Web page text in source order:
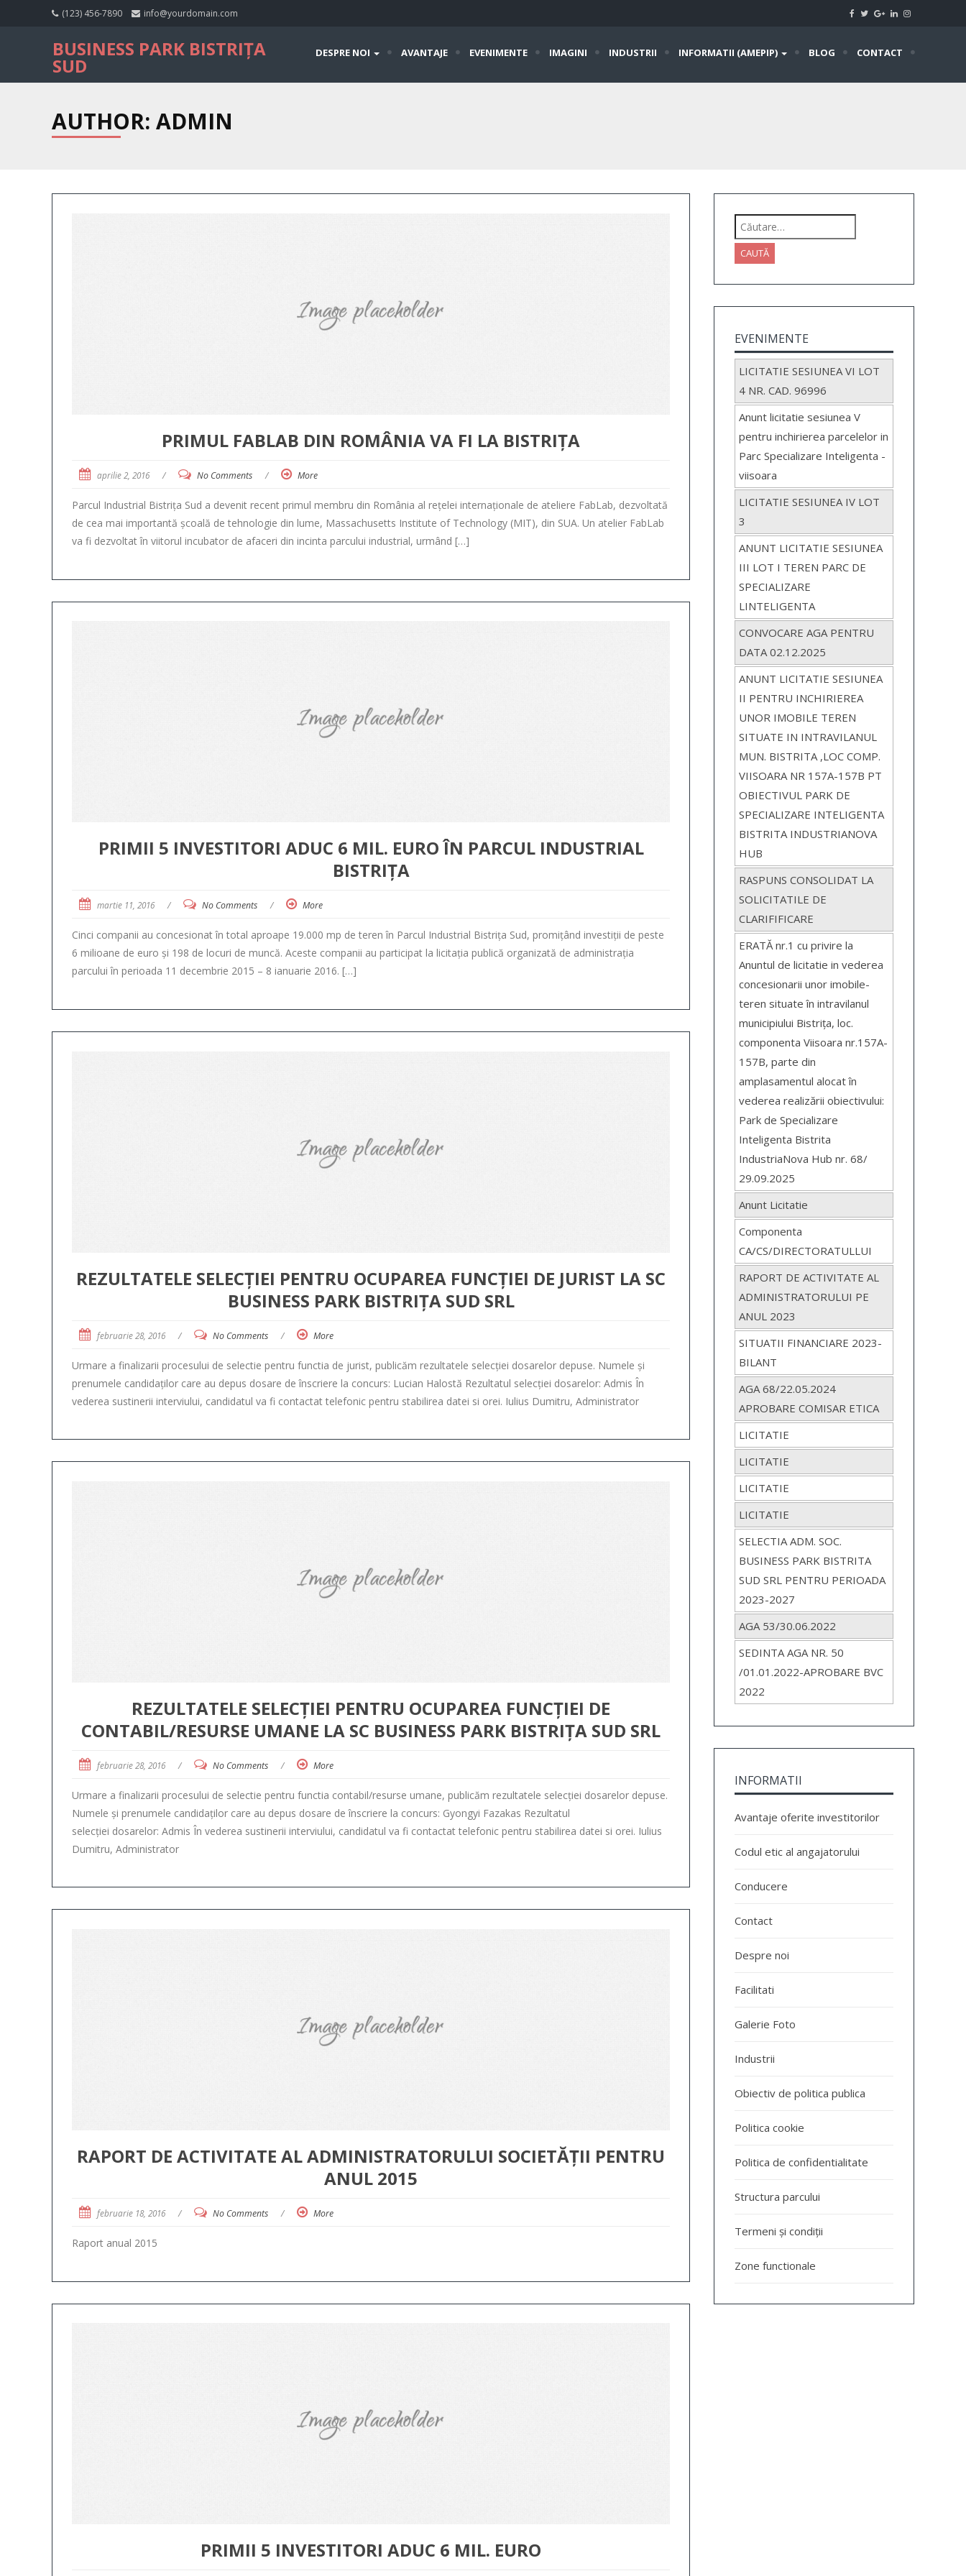
(123) 456-7890 info@yourdomain.com
BUSINESS PARK BISTRIȚA
SUD
DESPRE NOI AVANTAJE EVENIMENTE IMAGINI INDUSTRII INFORMATII (AMEPIP) BLOG CONTACT
AUTHOR: ADMIN
PRIMUL FABLAB DIN ROMÂNIA VA FI LA BISTRIȚA
aprilie 2, 2016 / No Comments / More
Parcul Industrial Bistrița Sud a devenit recent primul membru din România al rețelei internaționale de ateliere FabLab, dezvoltată
de cea mai importantă școală de tehnologie din lume, Massachusetts Institute of Technology (MIT), din SUA. Un atelier FabLab
va fi dezvoltat în viitorul incubator de afaceri din incinta parcului industrial, urmând […]
PRIMII 5 INVESTITORI ADUC 6 MIL. EURO ÎN PARCUL INDUSTRIAL
BISTRIȚA
martie 11, 2016 / No Comments / More
Cinci companii au concesionat în total aproape 19.000 mp de teren în Parcul Industrial Bistrița Sud, promițând investiții de peste
6 milioane de euro și 198 de locuri de muncă. Aceste companii au participat la licitația publică organizată de administrația
parcului în perioada 11 decembrie 2015 – 8 ianuarie 2016. […]
REZULTATELE SELECȚIEI PENTRU OCUPAREA FUNCȚIEI DE JURIST LA SC
BUSINESS PARK BISTRIȚA SUD SRL
februarie 28, 2016 / No Comments / More
Urmare a finalizarii procesului de selectie pentru functia de jurist, publicăm rezultatele selecției dosarelor depuse. Numele și
prenumele candidaților care au depus dosare de înscriere la concurs: Lucian Halostă Rezultatul selecției dosarelor: Admis În
vederea sustinerii interviului, candidatul va fi contactat telefonic pentru stabilirea datei si orei. Iulius Dumitru, Administrator
REZULTATELE SELECȚIEI PENTRU OCUPAREA FUNCȚIEI DE
CONTABIL/RESURSE UMANE LA SC BUSINESS PARK BISTRIȚA SUD SRL
februarie 28, 2016 / No Comments / More
Urmare a finalizarii procesului de selectie pentru functia contabil/resurse umane, publicăm rezultatele selecției dosarelor depuse.
Numele și prenumele candidaților care au depus dosare de înscriere la concurs: Gyongyi Fazakas Rezultatul
selecției dosarelor: Admis În vederea sustinerii interviului, candidatul va fi contactat telefonic pentru stabilirea datei si orei. Iulius
Dumitru, Administrator
RAPORT DE ACTIVITATE AL ADMINISTRATORULUI SOCIETĂȚII PENTRU
ANUL 2015
februarie 18, 2016 / No Comments / More
Raport anual 2015
PRIMII 5 INVESTITORI ADUC 6 MIL. EURO
Caută
după:
EVENIMENTE
LICITATIE SESIUNEA VI LOT
4 NR. CAD. 96996
Anunt licitatie sesiunea V
pentru inchirierea parcelelor in
Parc Specializare Inteligenta -
viisoara
LICITATIE SESIUNEA IV LOT
3
ANUNT LICITATIE SESIUNEA
III LOT I TEREN PARC DE
SPECIALIZARE
LINTELIGENTA
CONVOCARE AGA PENTRU
DATA 02.12.2025
ANUNT LICITATIE SESIUNEA
II PENTRU INCHIRIEREA
UNOR IMOBILE TEREN
SITUATE IN INTRAVILANUL
MUN. BISTRITA ,LOC COMP.
VIISOARA NR 157A-157B PT
OBIECTIVUL PARK DE
SPECIALIZARE INTELIGENTA
BISTRITA INDUSTRIANOVA
HUB
RASPUNS CONSOLIDAT LA
SOLICITATILE DE
CLARIFIFICARE
ERATĂ nr.1 cu privire la
Anuntul de licitatie in vederea
concesionarii unor imobile-
teren situate în intravilanul
municipiului Bistrița, loc.
componenta Viisoara nr.157A-
157B, parte din
amplasamentul alocat în
vederea realizării obiectivului:
Park de Specializare
Inteligenta Bistrita
IndustriaNova Hub nr. 68/
29.09.2025
Anunt Licitatie
Componenta
CA/CS/DIRECTORATULLUI
RAPORT DE ACTIVITATE AL
ADMINISTRATORULUI PE
ANUL 2023
SITUATII FINANCIARE 2023-
BILANT
AGA 68/22.05.2024
APROBARE COMISAR ETICA
LICITATIE
LICITATIE
LICITATIE
LICITATIE
SELECTIA ADM. SOC.
BUSINESS PARK BISTRITA
SUD SRL PENTRU PERIOADA
2023-2027
AGA 53/30.06.2022
SEDINTA AGA NR. 50
/01.01.2022-APROBARE BVC
2022
INFORMATII
Avantaje oferite investitorilor
Codul etic al angajatorului
Conducere
Contact
Despre noi
Facilitati
Galerie Foto
Industrii
Obiectiv de politica publica
Politica cookie
Politica de confidentialitate
Structura parcului
Termeni și condiții
Zone functionale